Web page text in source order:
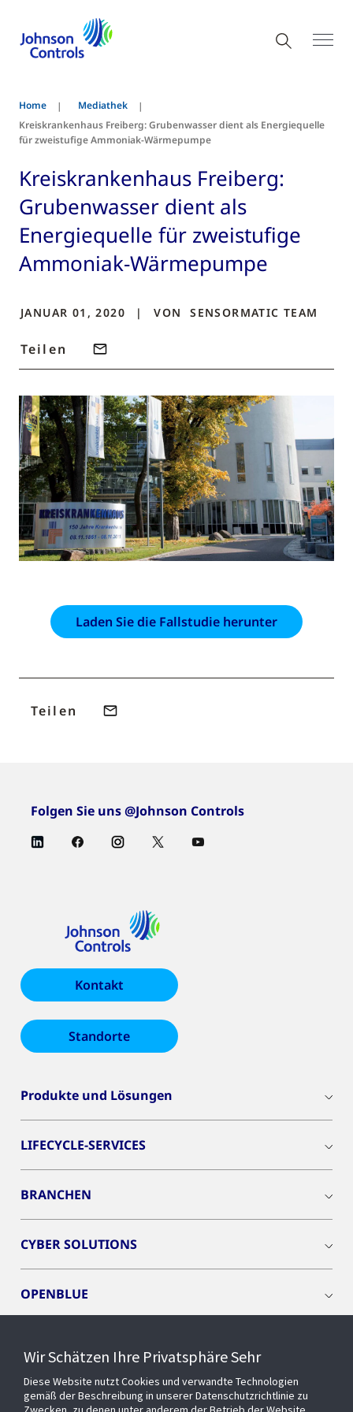
Home
Mediathek
Kreiskrankenhaus Freiberg: Grubenwasser dient als Energiequelle
für zweistufige Ammoniak-Wärmepumpe
Kreiskrankenhaus Freiberg:
Grubenwasser dient als
Energiequelle für zweistufige
Ammoniak-Wärmepumpe
JANUAR 01, 2020 VON SENSORMATIC TEAM
Teilen
Laden Sie die Fallstudie herunter
Teilen
Folgen Sie uns @Johnson Controls
Kontakt
Standorte
Produkte und Lösungen
LIFECYCLE-SERVICES
BRANCHEN
CYBER SOLUTIONS
OPENBLUE
EVENTS
Wir Schätzen Ihre Privatsphäre Sehr
Diese Website nutzt Cookies und verwandte Technologien
gemäß der Beschreibung in unserer Datenschutzrichtlinie zu